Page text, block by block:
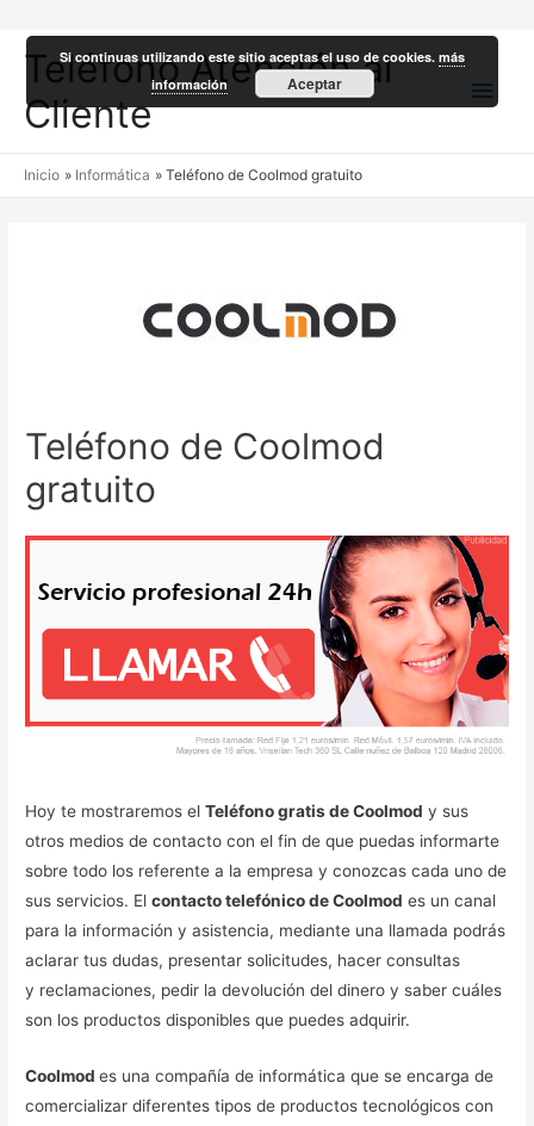
Teléfono Atención al
Cliente
Inicio Informática Teléfono de Coolmod gratuito
Teléfono de Coolmod
gratuito
Hoy te mostraremos elTeléfono gratis de Coolmod y sus
otros medios de contacto con el fin de que puedas informarte
sobre todo los referente a la empresa y conozcas cada uno de
sus servicios. Elcontacto telefónico de Coolmod es un canal
para la información y asistencia, mediante una llamada podrás
aclarar tus dudas, presentar solicitudes, hacer consultas
y reclamaciones, pedir la devolución del dinero y saber cuáles
son los productos disponibles que puedes adquirir.
Coolmodes una compañía de informática que se encarga de
comercializar diferentes tipos de productos tecnológicos con
Si continuas utilizando este sitio aceptas el uso de cookies.más
información
Aceptar